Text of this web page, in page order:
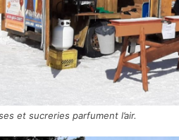
et sucreries parfument l’air.